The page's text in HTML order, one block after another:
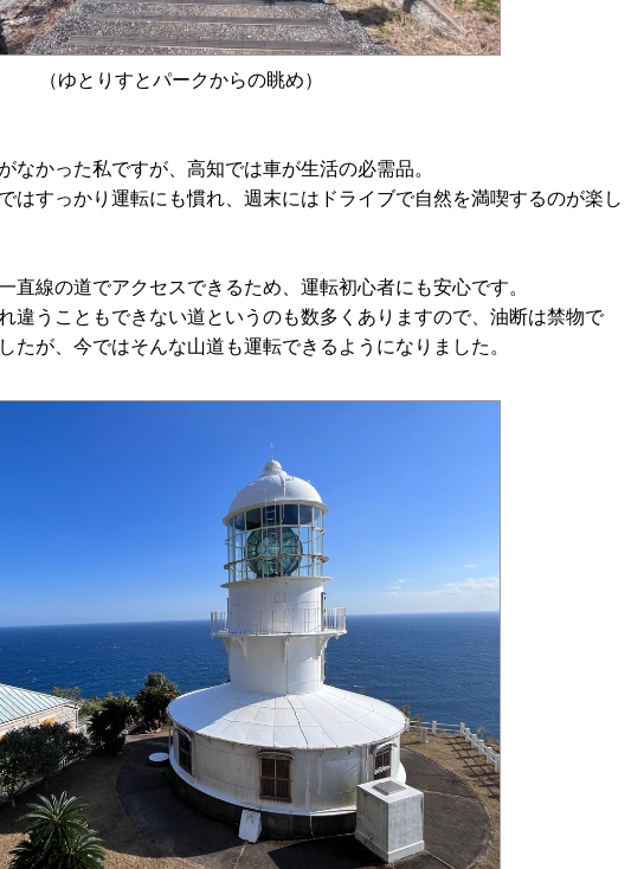
（ゆとりすとパークからの眺め）
なかった私ですが、高知では車が生活の必需品。
はすっかり運転にも慣れ、週末にはドライブで自然を満喫するのが楽し
直線の道でアクセスできるため、運転初心者にも安心です。
違うこともできない道というのも数多くありますので、油断は禁物で
たが、今ではそんな山道も運転できるようになりました。